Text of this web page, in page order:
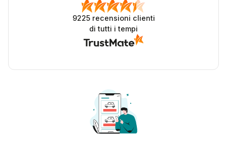
9225recensioni clienti
di tutti i tempi